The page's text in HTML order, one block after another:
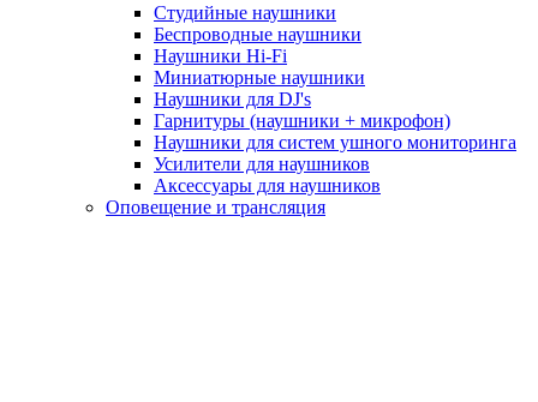
Студийные наушники
Беспроводные наушники
Наушники Hi-Fi
Миниатюрные наушники
Наушники для DJ's
Гарнитуры (наушники + микрофон)
Наушники для систем ушного мониторинга
Усилители для наушников
Аксессуары для наушников
Оповещение и трансляция